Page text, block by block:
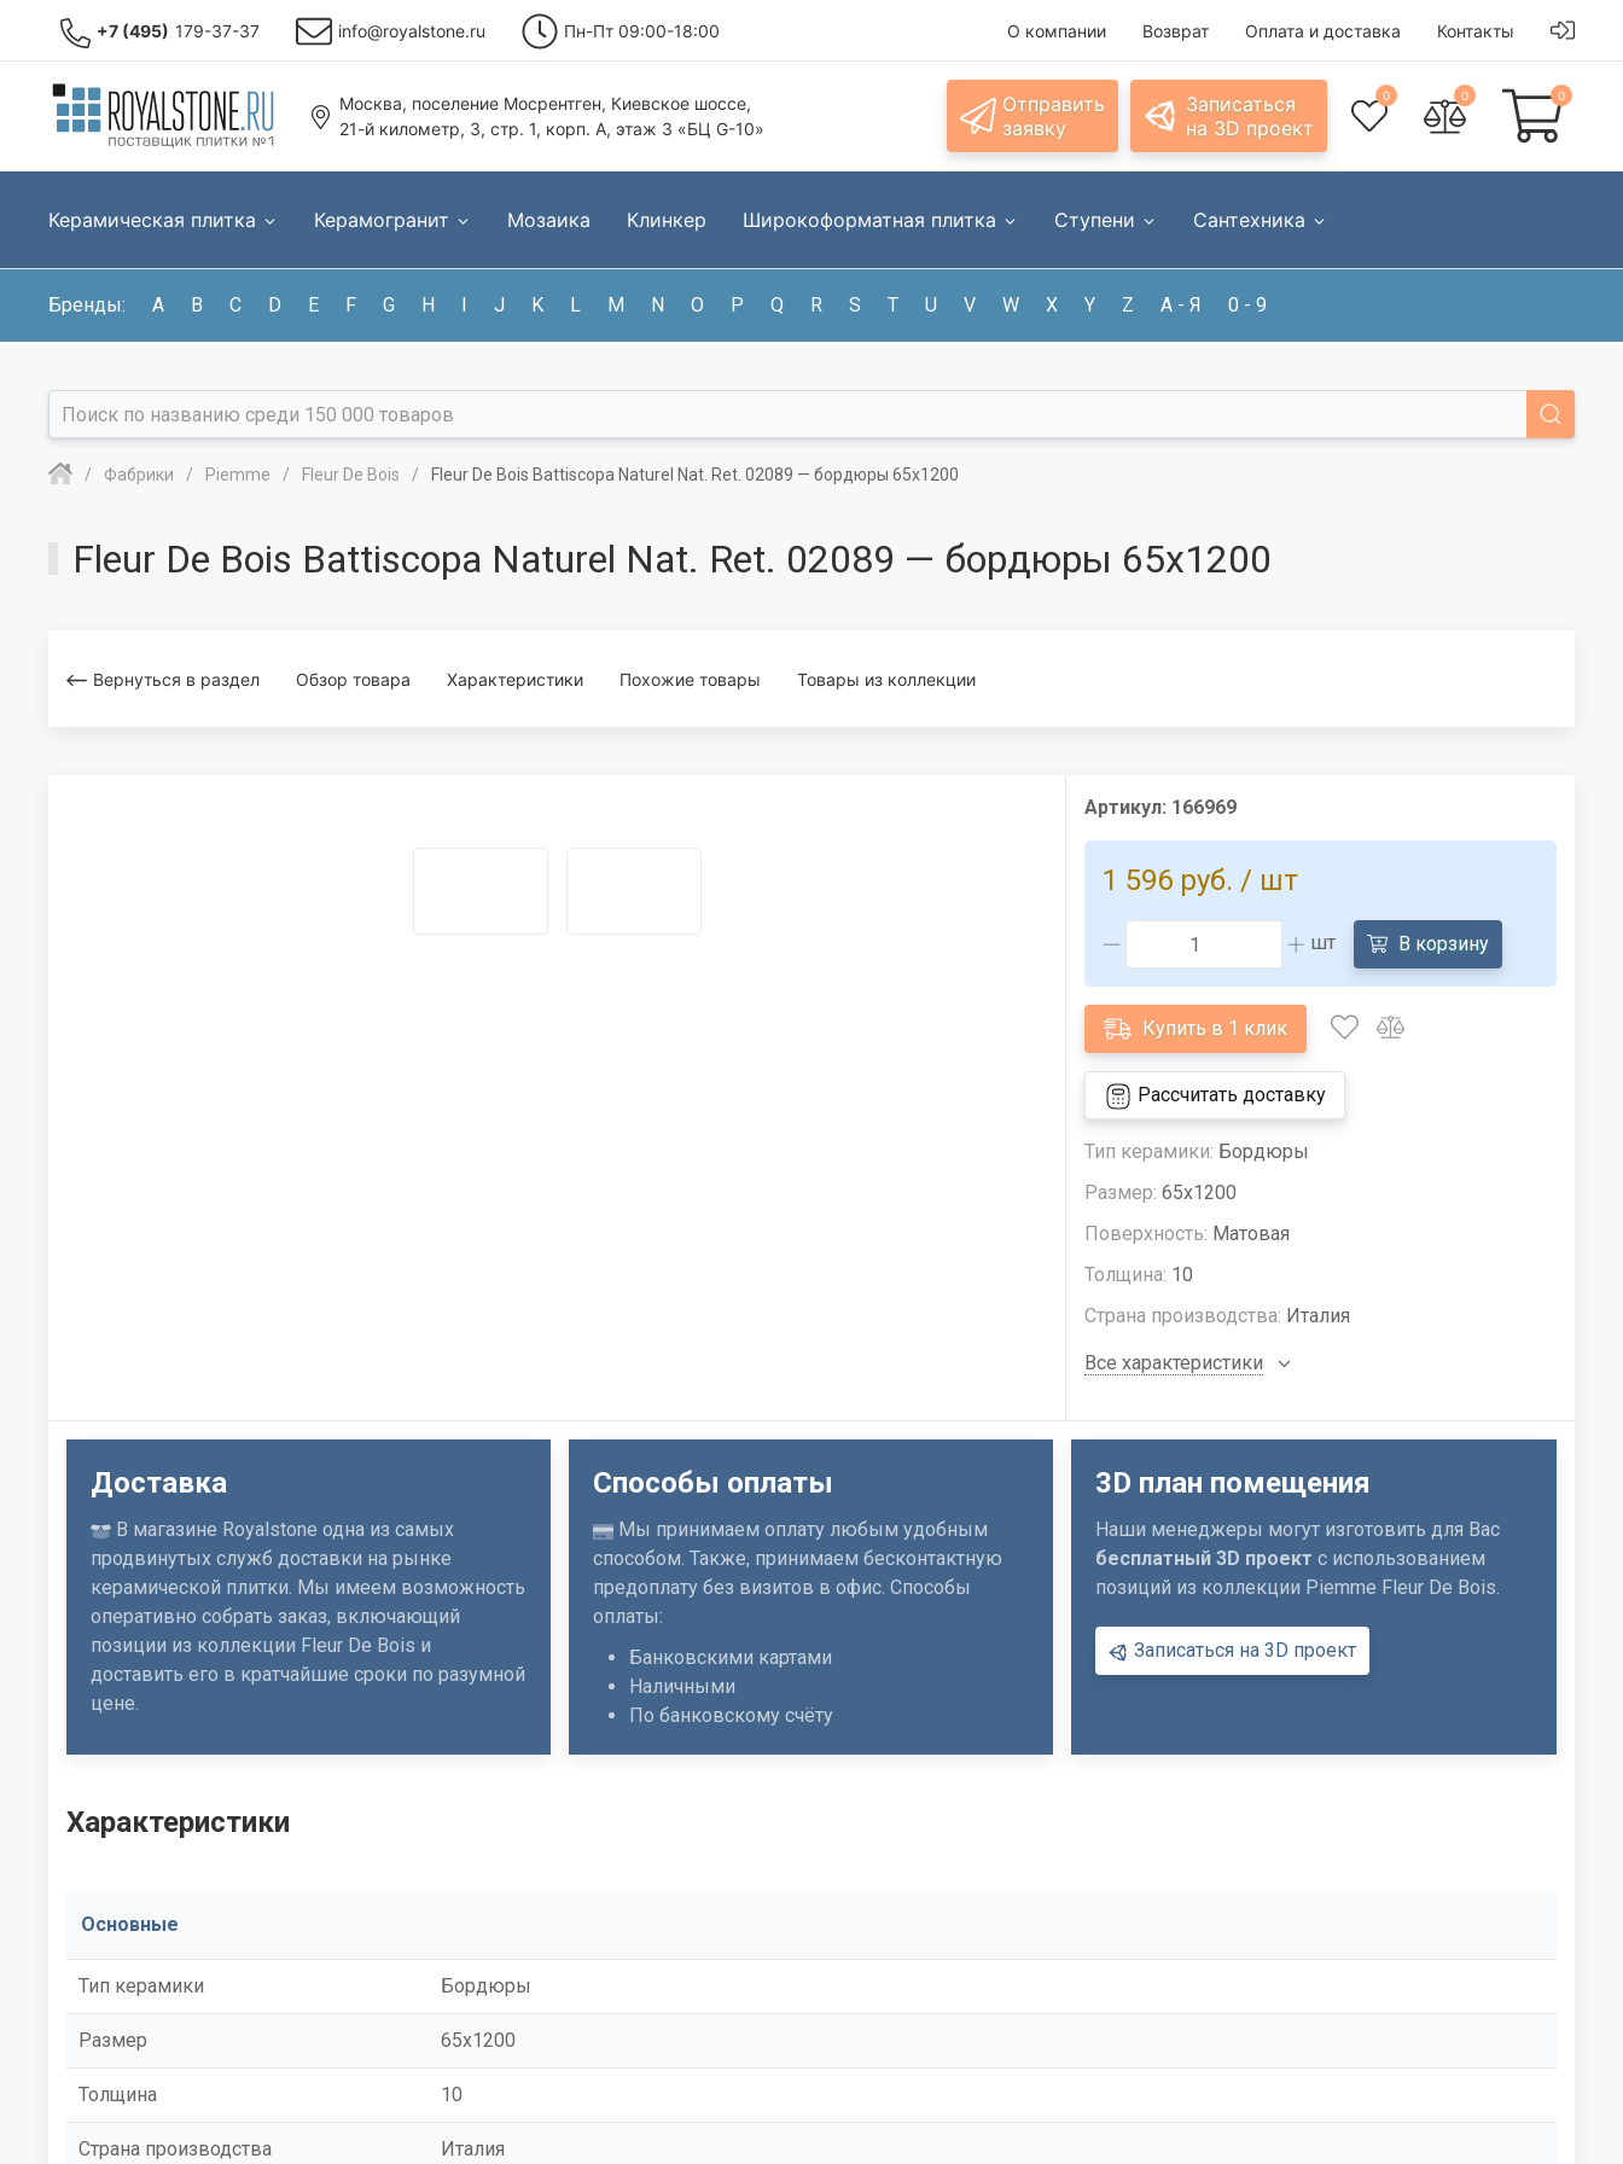
+7 (495) 179-37-37 info@royalstone.ru Пн-Пт 09:00-18:00 О компании Возврат Оплата и доставка Контакты
Москва, поселение Мосрентген, Киевское шоссе,
21-й километр, 3, стр. 1, корп. А, этаж 3 «БЦ G-10»
Отправить
заявку
Записаться
на 3D проект
0 0 0
Керамическая плитка Керамогранит Мозаика Клинкер Широкоформатная плитка Ступени Сантехника
Бренды: A B C D E F G H I J K L M N O P Q R S T U V W X Y Z А - Я 0 - 9
Фабрики Piemme Fleur De Bois Fleur De Bois Battiscopa Naturel Nat. Ret. 02089 — бордюры 65x1200
Fleur De Bois Battiscopa Naturel Nat. Ret. 02089 — бордюры 65x1200
Вернуться в раздел Обзор товара Характеристики Похожие товары Товары из коллекции
Артикул: 166969
1 596 руб. / шт
шт В корзину
Купить в 1 клик
Рассчитать доставку
Тип керамики: Бордюры
Размер: 65x1200
Поверхность: Матовая
Толщина: 10
Страна производства: Италия
Все характеристики
Доставка
В магазине Royalstone одна из самых
продвинутых служб доставки на рынке
керамической плитки. Мы имеем возможность
оперативно собрать заказ, включающий
позиции из коллекции Fleur De Bois и
доставить его в кратчайшие сроки по разумной
цене.
Способы оплаты
Мы принимаем оплату любым удобным
способом. Также, принимаем бесконтактную
предоплату без визитов в офис. Способы
оплаты:
Банковскими картами
Наличными
По банковскому счёту
3D план помещения
Наши менеджеры могут изготовить для Вас
бесплатный 3D проект с использованием
позиций из коллекции Piemme Fleur De Bois.
Записаться на 3D проект
Характеристики
Основные
Тип керамики Бордюры
Размер 65x1200
Толщина 10
Страна производства Италия